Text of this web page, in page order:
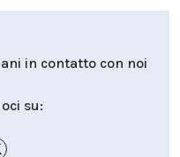
in contatto con noi
su: